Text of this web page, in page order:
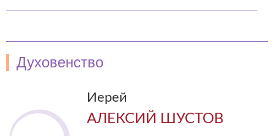
Духовенство
Иерей
АЛЕКСИЙ ШУСТОВ